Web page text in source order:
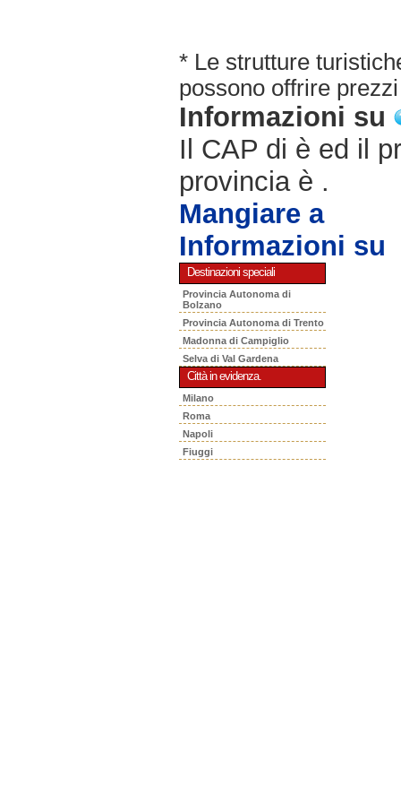
* Le strutture
possono offrire
Informazioni su
Il CAP di è ed il
provincia è .
Mangiare a
Informazioni su
Destinazioni speciali
Provincia Autonoma di
Bolzano
Provincia Autonoma di Trento
Madonna di Campiglio
Selva di Val Gardena
Città in evidenza.
Milano
Roma
Napoli
Fiuggi